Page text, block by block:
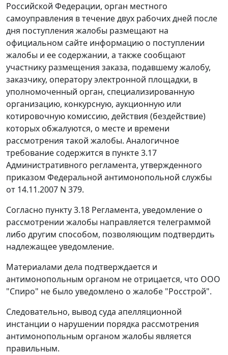
Российской Федерации, орган местного
самоуправления в течение двух рабочих дней после
дня поступления жалобы размещают на
официальном сайте информацию о поступлении
жалобы и ее содержании, а также сообщают
участнику размещения заказа, подавшему жалобу,
заказчику, оператору электронной площадки, в
уполномоченный орган, специализированную
организацию, конкурсную, аукционную или
котировочную комиссию, действия (бездействие)
которых обжалуются, о месте и времени
рассмотрения такой жалобы. Аналогичное
требование содержится в пункте 3.17
Административного регламента, утвержденного
приказом Федеральной антимонопольной службы
от 14.11.2007 N 379.
Согласно пункту 3.18 Регламента, уведомление о
рассмотрении жалобы направляется телеграммой
либо другим способом, позволяющим подтвердить
надлежащее уведомление.
Материалами дела подтверждается и
антимонопольным органом не отрицается, что ООО
"Спиро" не было уведомлено о жалобе "Росстрой".
Следовательно, вывод суда апелляционной
инстанции о нарушении порядка рассмотрения
антимонопольным органом жалобы является
правильным.